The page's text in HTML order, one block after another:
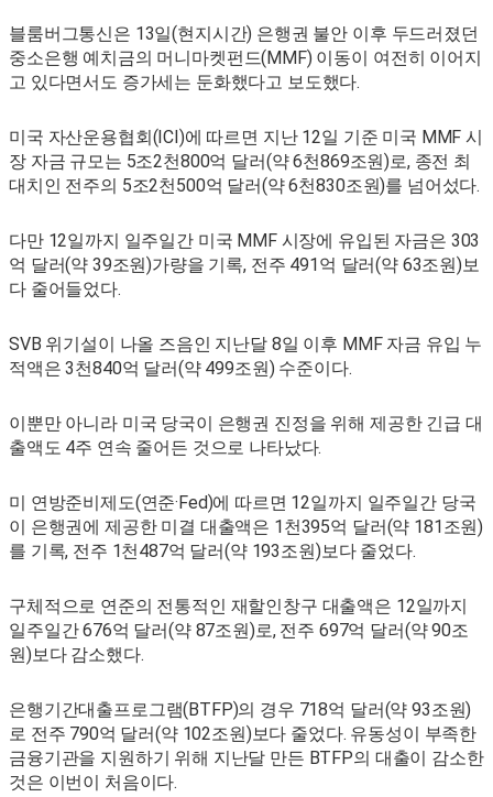
블룸버그통신은 13일(현지시간) 은행권 불안 이후 두드러졌던
중소은행 예치금의 머니마켓펀드(MMF) 이동이 여전히 이어지
고 있다면서도 증가세는 둔화했다고 보도했다.
미국 자산운용협회(ICI)에 따르면 지난 12일 기준 미국 MMF 시
장 자금 규모는 5조2천800억 달러(약 6천869조원)로, 종전 최
대치인 전주의 5조2천500억 달러(약 6천830조원)를 넘어섰다.
다만 12일까지 일주일간 미국 MMF 시장에 유입된 자금은 303
억 달러(약 39조원)가량을 기록, 전주 491억 달러(약 63조원)보
다 줄어들었다.
SVB 위기설이 나올 즈음인 지난달 8일 이후 MMF 자금 유입 누
적액은 3천840억 달러(약 499조원) 수준이다.
이뿐만 아니라 미국 당국이 은행권 진정을 위해 제공한 긴급 대
출액도 4주 연속 줄어든 것으로 나타났다.
미 연방준비제도(연준·Fed)에 따르면 12일까지 일주일간 당국
이 은행권에 제공한 미결 대출액은 1천395억 달러(약 181조원)
를 기록, 전주 1천487억 달러(약 193조원)보다 줄었다.
구체적으로 연준의 전통적인 재할인창구 대출액은 12일까지
일주일간 676억 달러(약 87조원)로, 전주 697억 달러(약 90조
원)보다 감소했다.
은행기간대출프로그램(BTFP)의 경우 718억 달러(약 93조원)
로 전주 790억 달러(약 102조원)보다 줄었다. 유동성이 부족한
금융기관을 지원하기 위해 지난달 만든 BTFP의 대출이 감소한
것은 이번이 처음이다.